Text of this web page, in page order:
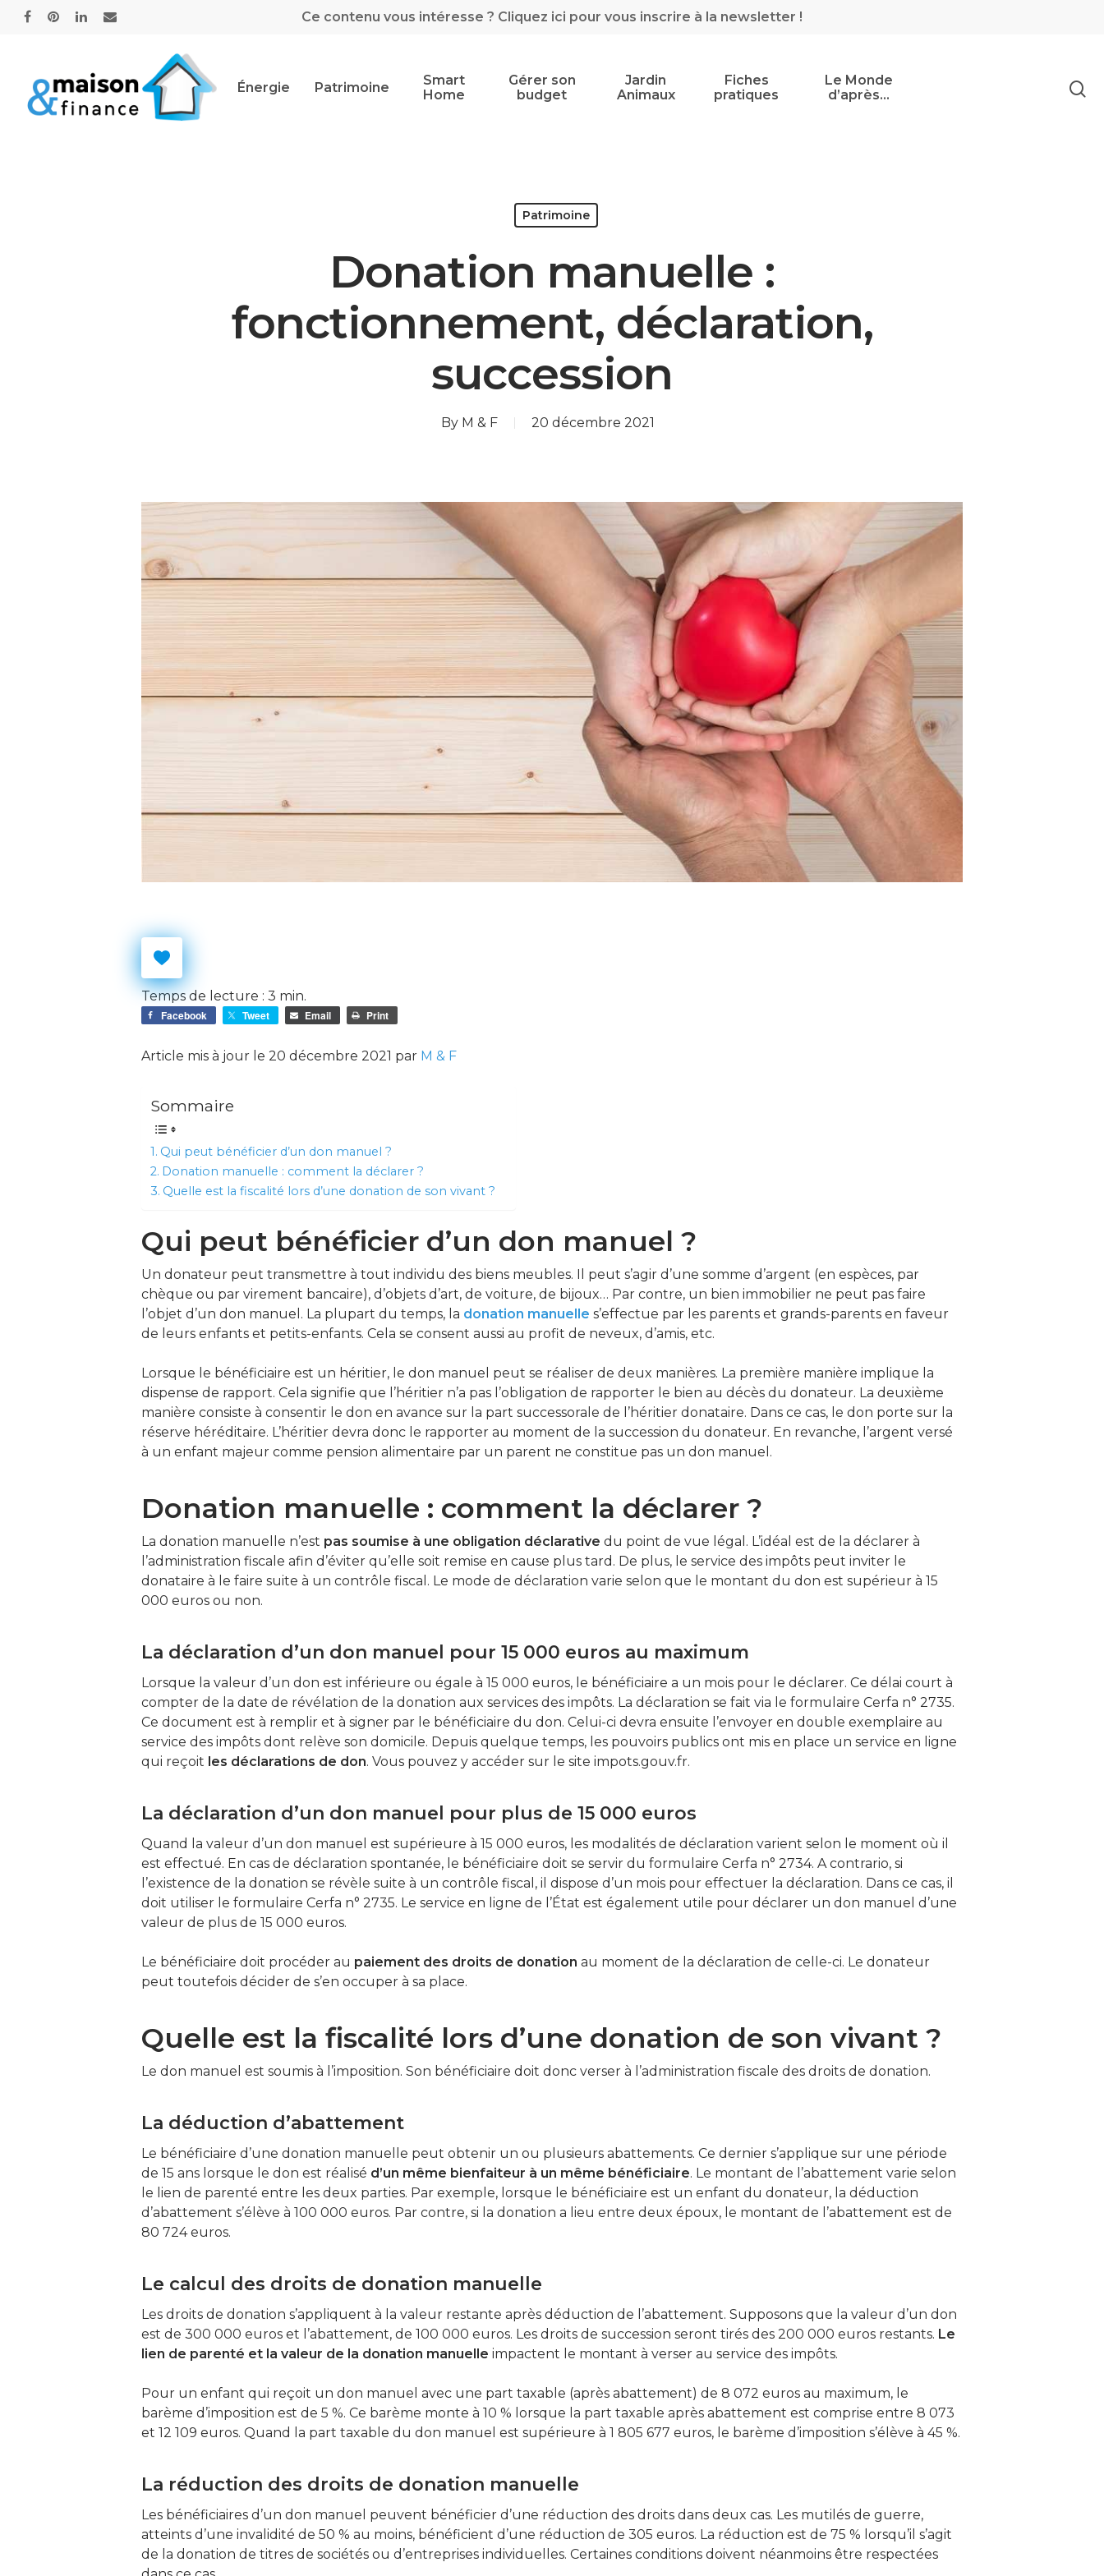
Ce contenu vous intéresse ? Cliquez ici pour vous inscrire à la newsletter !
Hit enter to search or ESC to close
Énergie Patrimoine
Smart
Home
Gérer son
budget
Jardin
Animaux
Fiches
pratiques
Le Monde
d’après…
Patrimoine
Donation manuelle :
fonctionnement, déclaration,
succession
By M & F 20 décembre 2021
Temps de lecture : 3 min.
Facebook Tweet Email Print
Article mis à jour le 20 décembre 2021 par M & F
Sommaire
Qui peut bénéficier d’un don manuel ?
Donation manuelle : comment la déclarer ?
Quelle est la fiscalité lors d’une donation de son viv​​​​ant ? ​​​​
Qui peut bénéficier d’un don manuel ?
Un donateur peut transmettre à tout individu des biens meubles. Il peut s’agir d’une somme d’argent (en espèces, par
chèque ou par virement bancaire), d’objets d’art, de voiture, de bijoux… Par contre, un bien immobilier ne peut pas faire
l’objet d’un don manuel. La plupart du temps, la donation manuelle s’effectue par les parents et grands-parents en faveur
de leurs enfants et petits-enfants. Cela se consent aussi au profit de neveux, d’amis, etc.
Lorsque le bénéficiaire est un héritier, le don manuel peut se réaliser de deux manières. La première manière implique la
dispense de rapport. Cela signifie que l’héritier n’a pas l’obligation de rapporter le bien au décès du donateur. La deuxième
manière consiste à consentir le don en avance sur la part successorale de l’héritier donataire. Dans ce cas, le don porte sur la
réserve héréditaire. L’héritier devra donc le rapporter au moment de la succession du donateur. En revanche, l’argent versé
à un enfant majeur comme pension alimentaire par un parent ne constitue pas un don manuel.
Donation manuelle : comment la déclarer ?
La donation manuelle n’est pas soumise à une obligation déclarative du point de vue légal. L’idéal est de la déclarer à
l’administration fiscale afin d’éviter qu’elle soit remise en cause plus tard. De plus, le service des impôts peut inviter le
donataire à le faire suite à un contrôle fiscal. Le mode de déclaration varie selon que le montant du don est supérieur à 15
000 euros ou non.
La déclaration d’un don manuel pour 15 000 euros au maximum
Lorsque la valeur d’un don est inférieure ou égale à 15 000 euros, le bénéficiaire a un mois pour le déclarer. Ce délai court à
compter de la date de révélation de la donation aux services des impôts. La déclaration se fait via le formulaire Cerfa n° 2735.
Ce document est à remplir et à signer par le bénéficiaire du don. Celui-ci devra ensuite l’envoyer en double exemplaire au
service des impôts dont relève son domicile. Depuis quelque temps, les pouvoirs publics ont mis en place un service en ligne
qui reçoit les déclarations de don. Vous pouvez y accéder sur le site impots.gouv.fr.
La déclaration d’un don manuel pour plus de 15 000 euros
Quand la valeur d’un don manuel est supérieure à 15 000 euros, les modalités de déclaration varient selon le moment où il
est effectué. En cas de déclaration spontanée, le bénéficiaire doit se servir du formulaire Cerfa n° 2734. A contrario, si
l’existence de la donation se révèle suite à un contrôle fiscal, il dispose d’un mois pour effectuer la déclaration. Dans ce cas, il
doit utiliser le formulaire Cerfa n° 2735. Le service en ligne de l’État est également utile pour déclarer un don manuel d’une
valeur de plus de 15 000 euros.
Le bénéficiaire doit procéder au paiement des droits de donation au moment de la déclaration de celle-ci. Le donateur
peut toutefois décider de s’en occuper à sa place.
Quelle est la fiscalité lors d’une donation de son viv​​​​ant ? ​​​​
Le don manuel est soumis à l’imposition. Son bénéficiaire doit donc verser à l’administration fiscale des droits de donation.
La déduction d’abattement
Le bénéficiaire d’une donation manuelle peut obtenir un ou plusieurs abattements. Ce dernier s’applique sur une période
de 15 ans lorsque le don est réalisé d’un même bienfaiteur à un même bénéficiaire. Le montant de l’abattement varie selon
le lien de parenté entre les deux parties. Par exemple, lorsque le bénéficiaire est un enfant du donateur, la déduction
d’abattement s’élève à 100 000 euros. Par contre, si la donation a lieu entre deux époux, le montant de l’abattement est de
80 724 euros.
Le calcul des droits de donation manuelle
Les droits de donation s’appliquent à la valeur restante après déduction de l’abattement. Supposons que la valeur d’un don
est de 300 000 euros et l’abattement, de 100 000 euros. Les droits de succession seront tirés des 200 000 euros restants. Le
lien de parenté et la valeur de la donation manuelle impactent le montant à verser au service des impôts.
Pour un enfant qui reçoit un don manuel avec une part taxable (après abattement) de 8 072 euros au maximum, le
barème d’imposition est de 5 %. Ce barème monte à 10 % lorsque la part taxable après abattement est comprise entre 8 073
et 12 109 euros. Quand la part taxable du don manuel est supérieure à 1 805 677 euros, le barème d’imposition s’élève à 45 %.
La réduction des droits de donation manuelle
Les bénéficiaires d’un don manuel peuvent bénéficier d’une réduction des droits dans deux cas. Les mutilés de guerre,
atteints d’une invalidité de 50 % au moins, bénéficient d’une réduction de 305 euros. La réduction est de 75 % lorsqu’il s’agit
de la donation de titres de sociétés ou d’entreprises individuelles. Certaines conditions doivent néanmoins être respectées